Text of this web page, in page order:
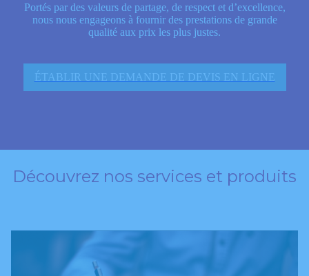
Portés par des valeurs de partage, de respect et d’excellence,
nous nous engageons à fournir des prestations de grande
qualité aux prix les plus justes.
ÉTABLIR UNE DEMANDE DE DEVIS EN LIGNE
Découvrez nos services et produits